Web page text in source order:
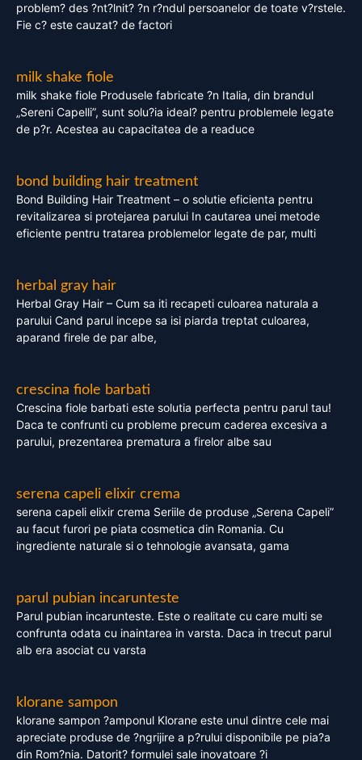
problem? des ?nt?lnit? ?n r?ndul persoanelor de toate v?rstele.
Fie c? este cauzat? de factori
milk shake fiole
milk shake fiole Produsele fabricate ?n Italia, din brandul
„Sereni Capelli”, sunt solu?ia ideal? pentru problemele legate
de p?r. Acestea au capacitatea de a readuce
bond building hair treatment
Bond Building Hair Treatment – o solutie eficienta pentru
revitalizarea si protejarea parului In cautarea unei metode
eficiente pentru tratarea problemelor legate de par, multi
herbal gray hair
Herbal Gray Hair – Cum sa iti recapeti culoarea naturala a
parului Cand parul incepe sa isi piarda treptat culoarea,
aparand firele de par albe,
crescina fiole barbati
Crescina fiole barbati este solutia perfecta pentru parul tau!
Daca te confrunti cu probleme precum caderea excesiva a
parului, prezentarea prematura a firelor albe sau
serena capeli elixir crema
serena capeli elixir crema Seriile de produse „Serena Capeli”
au facut furori pe piata cosmetica din Romania. Cu
ingrediente naturale si o tehnologie avansata, gama
parul pubian incarunteste
Parul pubian incarunteste. Este o realitate cu care multi se
confrunta odata cu inaintarea in varsta. Daca in trecut parul
alb era asociat cu varsta
klorane sampon
klorane sampon ?amponul Klorane este unul dintre cele mai
apreciate produse de ?ngrijire a p?rului disponibile pe pia?a
din Rom?nia. Datorit? formulei sale inovatoare ?i